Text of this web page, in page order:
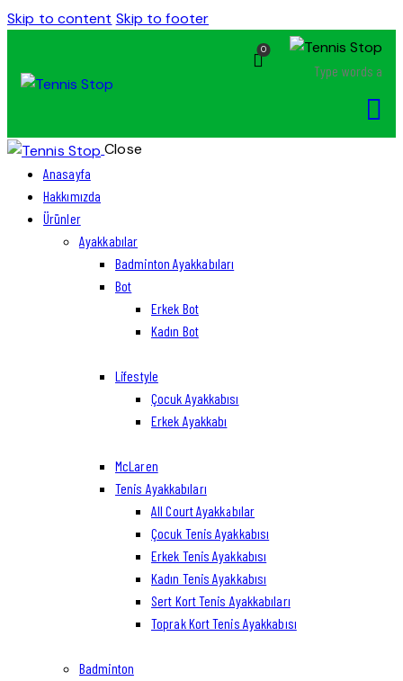
Skip to content Skip to footer
0
Close
Anasayfa
Hakkımızda
Ürünler
Ayakkabılar
Badminton Ayakkabıları
Bot
Erkek Bot
Kadın Bot
Lifestyle
Çocuk Ayakkabısı
Erkek Ayakkabı
McLaren
Tenis Ayakkabıları
All Court Ayakkabılar
Çocuk Tenis Ayakkabısı
Erkek Tenis Ayakkabısı
Kadın Tenis Ayakkabısı
Sert Kort Tenis Ayakkabıları
Toprak Kort Tenis Ayakkabısı
Badminton